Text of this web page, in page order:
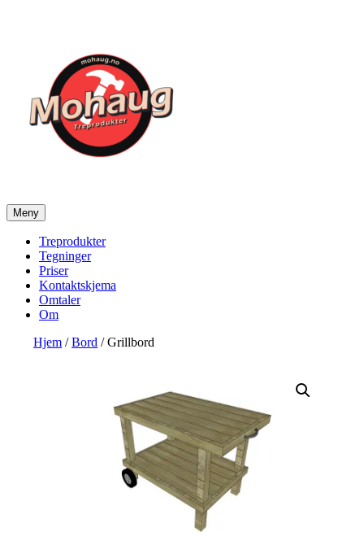
Mohaug Treprodukter
Salg av tegninger og treprodukter
Meny
Treprodukter
Tegninger
Priser
Kontaktskjema
Omtaler
Om
Hjem /Bord / Grillbord